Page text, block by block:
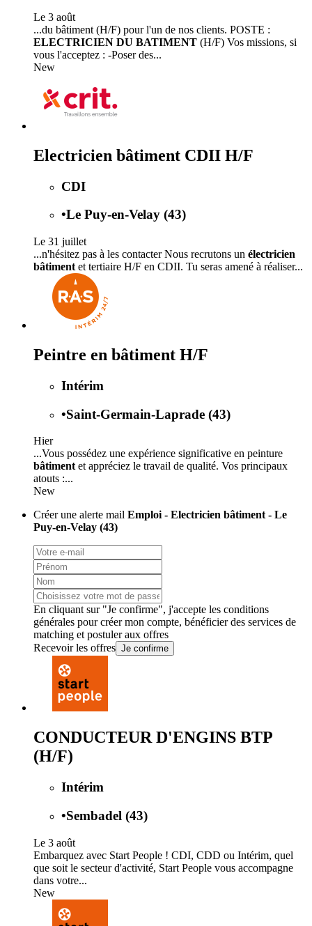
Le 3 août
...du bâtiment (H/F) pour l'un de nos clients. POSTE :
ELECTRICIEN DU BATIMENT (H/F) Vos missions, si
vous l'acceptez : -Poser des...
New
Electricien bâtiment CDII H/F
CDI
•Le Puy-en-Velay (43)
Le 31 juillet
...n'hésitez pas à les contacter Nous recrutons un électricien
bâtiment et tertiaire H/F en CDII. Tu seras amené à réaliser...
Peintre en bâtiment H/F
Intérim
•Saint-Germain-Laprade (43)
Hier
...Vous possédez une expérience significative en peinture
bâtiment et appréciez le travail de qualité. Vos principaux
atouts :...
New
Créer une alerte mail Emploi - Electricien bâtiment - Le
Puy-en-Velay (43)
En cliquant sur "Je confirme", j'accepte les conditions
générales pour créer mon compte, bénéficier des services de
matching et postuler aux offres
Recevoir les offres Je confirme
CONDUCTEUR D'ENGINS BTP
(H/F)
Intérim
•Sembadel (43)
Le 3 août
Embarquez avec Start People ! CDI, CDD ou Intérim, quel
que soit le secteur d'activité, Start People vous accompagne
dans votre...
New